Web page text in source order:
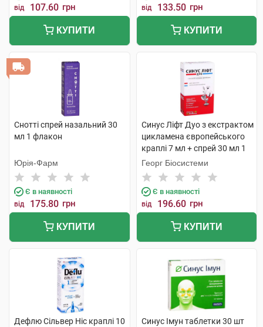
від 107.60 грн
КУПИТИ
від 133.50 грн
КУПИТИ
Снотті спрей назальний 30
мл 1 флакон
Юрія-Фарм
Є в наявності
від 175.80 грн
КУПИТИ
Синус Ліфт Дуо з екстрактом
цикламена європейського
краплі 7 мл + спрей 30 мл 1
комплект
Георг Біосистеми
Є в наявності
від 196.60 грн
КУПИТИ
Дефлю Сільвер Ніс краплі 10
Синус Імун таблетки 30 шт